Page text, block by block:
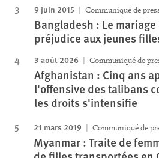
9 juin 2015 Communiqué de
Bangladesh : Le
préjudice aux jeunes
3 août 2026 Communiqué de
Afghanistan : Cinq ans
l'offensive des talibans
les droits s'intensifie
21 mars 2019 Communiqué de
Myanmar : Traite de